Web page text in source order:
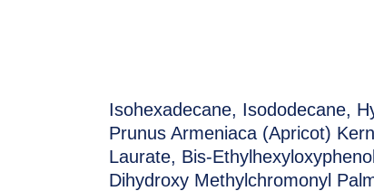
Isohexadecane, Isododecane,
Prunus Armeniaca (Apricot)
Laurate, Bis-
Dihydroxy Methylchromonyl